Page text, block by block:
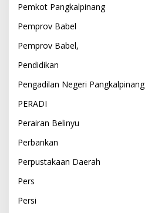
Pemkot Pangkalpinang
Pemprov Babel
Pemprov Babel,
Pendidikan
Pengadilan Negeri Pangkalpinang
PERADI
Perairan Belinyu
Perbankan
Perpustakaan Daerah
Pers
Persi